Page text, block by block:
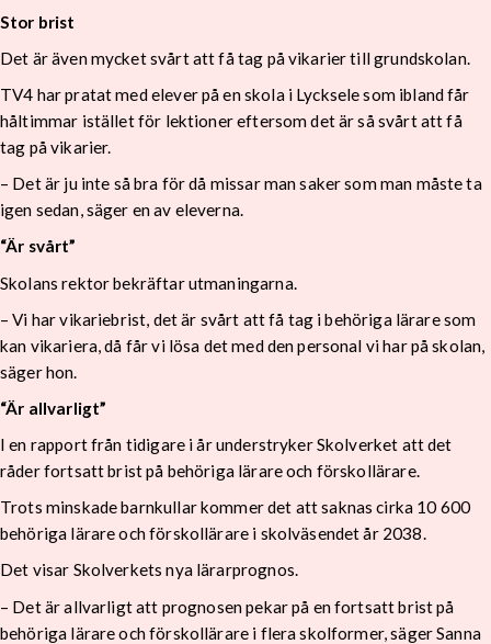
Stor brist
Det är även mycket svårt att få tag på vikarier till grundskolan.
TV4 har pratat med elever på en skola i Lycksele som ibland får
håltimmar istället för lektioner eftersom det är så svårt att få
tag på vikarier.
– Det är ju inte så bra för då missar man saker som man måste ta
igen sedan, säger en av eleverna.
“Är svårt”
Skolans rektor bekräftar utmaningarna.
– Vi har vikariebrist, det är svårt att få tag i behöriga lärare som
kan vikariera, då får vi lösa det med den personal vi har på skolan,
säger hon.
“Är allvarligt”
I en rapport från tidigare i år understryker Skolverket att det
råder fortsatt brist på behöriga lärare och förskollärare.
Trots minskade barnkullar kommer det att saknas cirka 10 600
behöriga lärare och förskollärare i skolväsendet år 2038.
Det visar Skolverkets nya lärarprognos.
– Det är allvarligt att prognosen pekar på en fortsatt brist på
behöriga lärare och förskollärare i flera skolformer, säger Sanna